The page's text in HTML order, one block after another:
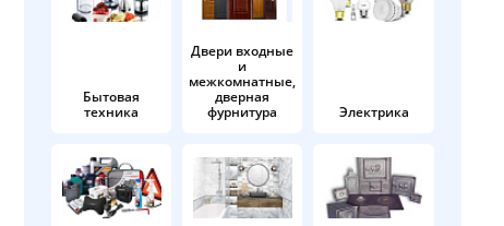
Бытовая
техника
Двери входные
и
межкомнатные,
дверная
фурнитура
Электрика